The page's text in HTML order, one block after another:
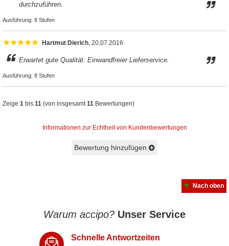
durchzuführen.
Ausführung: 8 Stufen
Hartmut Dierich, 20.07.2016
Erwartet gute Qualität. Einwandfreier Lieferservice.
Ausführung: 8 Stufen
Zeige 1 bis 11 (von insgesamt11 Bewertungen)
Informationen zur Echtheit von Kundenbewertungen
Bewertung hinzufügen
Nach oben
Warum accipo? Unser Service
Schnelle Antwortzeiten